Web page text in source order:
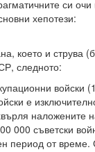
си
хепотези:
което и струва
следното:
войски
е
наложените
000 съветски
период от